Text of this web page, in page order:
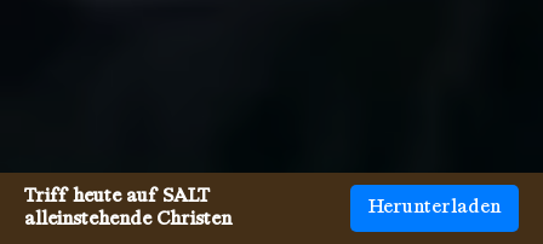
Triff heute auf SALT
alleinstehende Christen
Herunterladen